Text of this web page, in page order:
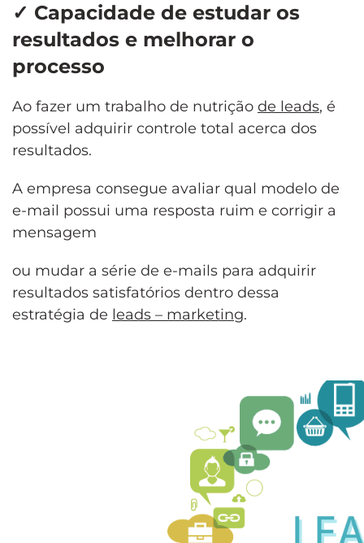
✓ Capacidade de estudar os
resultados e melhorar o
processo
Ao fazer um trabalho de nutrição de leads, é
possível adquirir controle total acerca dos
resultados.
A empresa consegue avaliar qual modelo de
e-mail possui uma resposta ruim e corrigir a
mensagem
ou mudar a série de e-mails para adquirir
resultados satisfatórios dentro dessa
estratégia de leads – marketing.